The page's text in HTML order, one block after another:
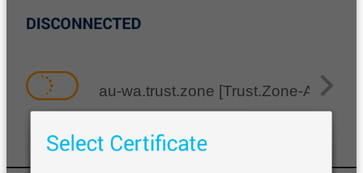
au-wa.trust.zone [Trust.Zone-